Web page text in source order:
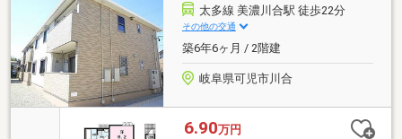
太多線 美濃川合駅 徒歩22分
その他の交通
築6年6ヶ月 / 2階建
岐阜県可児市川合
6.90万円